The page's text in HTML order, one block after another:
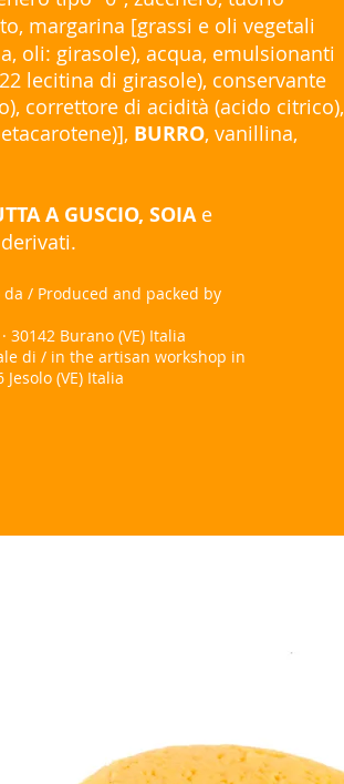
margarina [grassi e oli vegetali
oli: girasole), acqua, emulsionanti
lecitina di girasole), conservante
correttore di acidità (acido citrico),
BURRO, vanillina,
A GUSCIO, SOIAe
/ Produced and packed by
30142 Burano (VE) Italia
di / in the artisan workshop in
Jesolo (VE) Italia